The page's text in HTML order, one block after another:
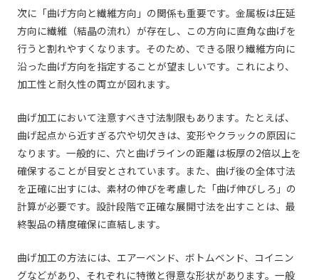
次に「曲げ方向と繊維方向」の関係も重要です。金属板は圧延
方向に繊維（結晶の流れ）が存在し、この方向に直角な曲げを
行うと割れやすくなります。そのため、できる限り繊維方向に
沿った曲げ方向を指定することが望ましいです。これにより、
加工性と耐久性の両立が図れます。
曲げ加工において注意すべき寸法制限もあります。たとえば、
曲げ起点から近すぎる穴や切欠きは、変形やクラックの原因に
なります。一般的に、穴と曲げラインの距離は板厚の2倍以上を
確保することが目安とされています。また、曲げ後の全体寸法
を正確に出すには、素材の伸びを考慮した「曲げ伸びしろ」の
計算が必要です。設計段階で正確な展開寸法を出すことは、最
終製品の精度確保に直結します。
曲げ加工の方法には、エアーベンド、ボトムベンド、コイニン
グなどがあり、それぞれに特徴と得意な形状があります。一般